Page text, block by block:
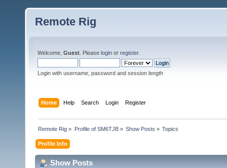
Remote Rig
Welcome, Guest . Please login or register.
Login with username, password and session length
Home Help Search Login Register
Remote Rig » Profile of SM6TJB» Show Posts » Topics
Profile Info
Show Posts